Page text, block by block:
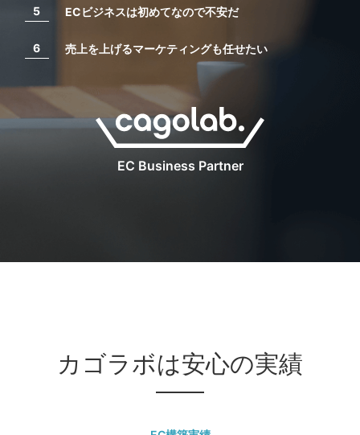
ECビジネスは初めてなので不安だ
売上を上げるマーケティングも任せたい
EC Business Partner
カゴラボは安心の実績